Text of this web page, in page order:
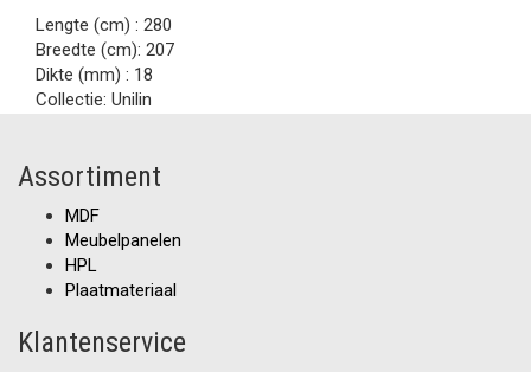
Lengte (cm) : 280
Breedte (cm): 207
Dikte (mm) : 18
Collectie: Unilin
Assortiment
MDF
Meubelpanelen
HPL
Plaatmateriaal
Klantenservice